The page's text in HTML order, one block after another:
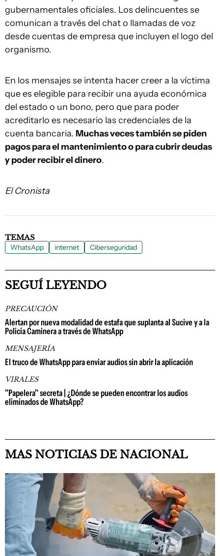
gubernamentales oficiales. Los delincuentes se
comunican a través del chat o llamadas de voz
desde cuentas de empresa que incluyen el logo del
organismo.
En los mensajes se intenta hacer creer a la víctima
que es elegible para recibir una ayuda económica
del estado o un bono, pero que para poder
acreditarlo es necesario las credenciales de la
cuenta bancaria. Muchas veces también se piden
pagos para el mantenimiento o para cubrir deudas
y poder recibir el dinero.
El Cronista
TEMAS
WhatsApp internet Ciberseguridad
SEGUÍ LEYENDO
PRECAUCIÓN
Alertan por nueva modalidad de estafa que suplanta al Sucive y a la
Policía Caminera a través de WhatsApp
MENSAJERÍA
El truco de WhatsApp para enviar audios sin abrir la aplicación
VIRALES
"Papelera" secreta | ¿Dónde se pueden encontrar los audios
eliminados de WhatsApp?
MAS NOTICIAS DE NACIONAL